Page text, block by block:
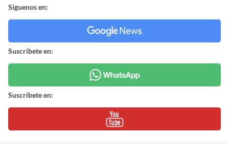
Síguenos en:
Suscríbete en:
Suscríbete en: